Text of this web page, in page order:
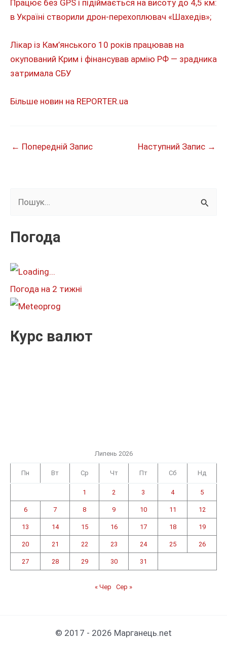
Працює без GPS і підіймається на висоту до 4,5 км:
в Україні створили дрон-перехоплювач «Шахедів»;
Лікар із Кам’янського 10 років працював на
окупований Крим і фінансував армію РФ — зрадника
затримала СБУ
Більше новин на REPORTER.ua
← Попередній Запис Наступний Запис →
к
т
:
Погода
Погода на 2 тижні
Курс валют
Липень 2026
Пн Вт Ср Чт Пт Сб Нд
1 2 3 4 5
6 7 8 9 10 11 12
13 14 15 16 17 18 19
20 21 22 23 24 25 26
27 28 29 30 31
« Чер Сер »
© 2017 - 2026 Марганець.net